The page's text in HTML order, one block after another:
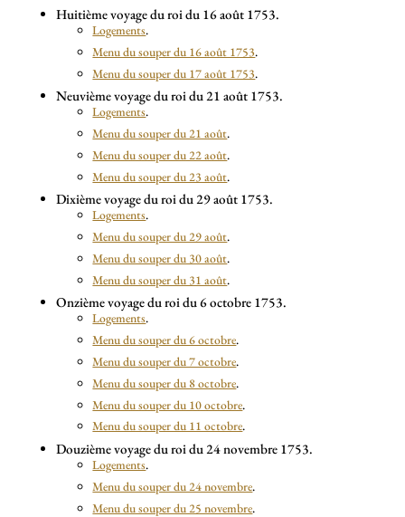
Huitième voyage du roi du 16 août 1753.
Logements.
Menu du souper du 16 août 1753.
Menu du souper du 17 août 1753.
Neuvième voyage du roi du 21 août 1753.
Logements.
Menu du souper du 21 août.
Menu du souper du 22 août.
Menu du souper du 23 août.
Dixième voyage du roi du 29 août 1753.
Logements.
Menu du souper du 29 août.
Menu du souper du 30 août.
Menu du souper du 31 août.
Onzième voyage du roi du 6 octobre 1753.
Logements.
Menu du souper du 6 octobre.
Menu du souper du 7 octobre.
Menu du souper du 8 octobre.
Menu du souper du 10 octobre.
Menu du souper du 11 octobre.
Douzième voyage du roi du 24 novembre 1753.
Logements.
Menu du souper du 24 novembre.
Menu du souper du 25 novembre.